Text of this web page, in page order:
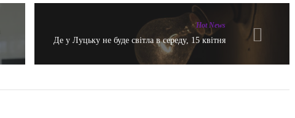
Hot News
Де у Луцьку не буде світла в середу, 15 квітня